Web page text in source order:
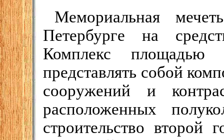
Мемориальная
Петербурге на
Комплекс
представлять собой
сооружений и
расположенных
строительство второй